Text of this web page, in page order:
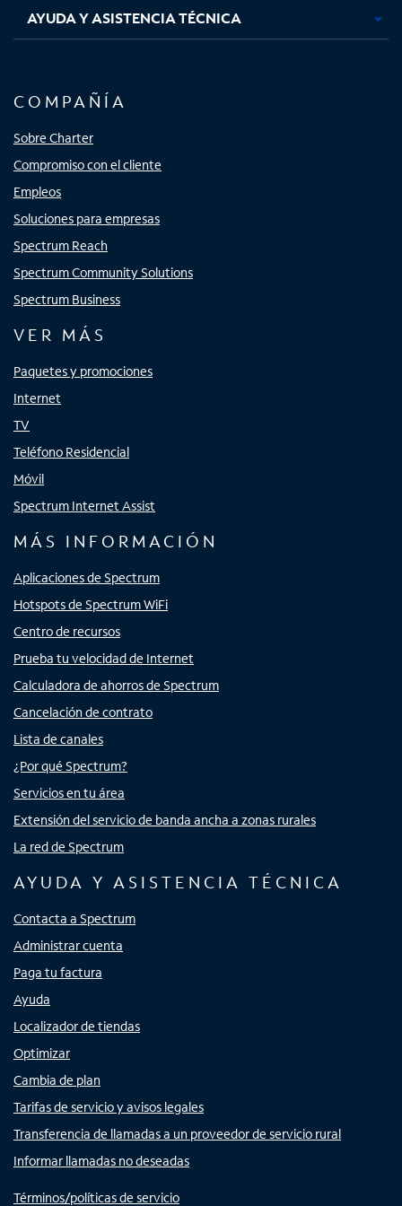
AYUDA Y ASISTENCIA TÉCNICA
COMPAÑÍA
Sobre Charter
Compromiso con el cliente
Empleos
Soluciones para empresas
Spectrum Reach
Spectrum Community Solutions
Spectrum Business
VER MÁS
Paquetes y promociones
Internet
TV
Teléfono Residencial
Móvil
Spectrum Internet Assist
MÁS INFORMACIÓN
Aplicaciones de Spectrum
Hotspots de Spectrum WiFi
Centro de recursos
Prueba tu velocidad de Internet
Calculadora de ahorros de Spectrum
Cancelación de contrato
Lista de canales
¿Por qué Spectrum?
Servicios en tu área
Extensión del servicio de banda ancha a zonas rurales
La red de Spectrum
AYUDA Y ASISTENCIA TÉCNICA
Contacta a Spectrum
Administrar cuenta
Paga tu factura
Ayuda
Localizador de tiendas
Optimizar
Cambia de plan
Tarifas de servicio y avisos legales
Transferencia de llamadas a un proveedor de servicio rural
Informar llamadas no deseadas
Términos/políticas de servicio